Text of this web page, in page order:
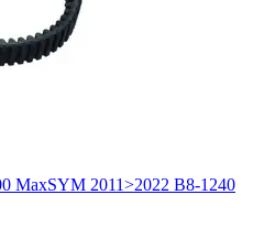
MaxSYM 2011>2022 B8-1240